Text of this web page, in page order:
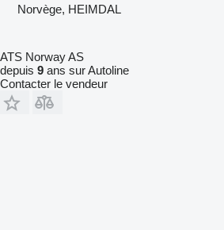
Norvège, HEIMDAL
ATS Norway AS
depuis 9 ans sur Autoline
Contacter le vendeur